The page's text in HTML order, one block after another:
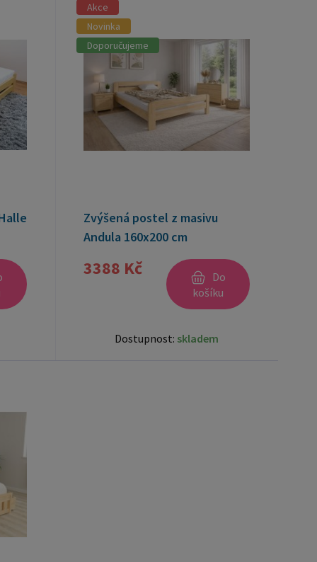
Akce
Novinka
Doporučujeme
Zvýšená postel z masivu
Andula 160x200 cm
3388 Kč
Do
košíku
Dostupnost: skladem